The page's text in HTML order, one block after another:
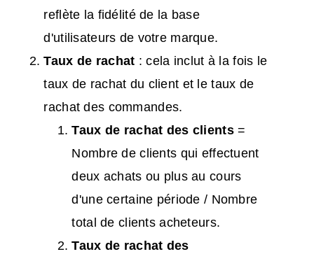
reflète la fidélité de la base
d'utilisateurs de votre marque.
Taux de rachat : cela inclut à la fois le
taux de rachat du client et le taux de
rachat des commandes.
Taux de rachat des clients=
Nombre de clients qui effectuent
deux achats ou plus au cours
d'une certaine période / Nombre
total de clients acheteurs.
Taux de rachat des